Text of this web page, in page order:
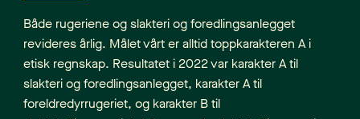
Både rugeriene og slakteri og foredlingsanlegget
revideres årlig. Målet vårt er alltid toppkarakteren A i
etisk regnskap. Resultatet i 2022 var karakter A til
slakteri og foredlingsanlegget, karakter A til
foreldredyrrugeriet, og karakter B til